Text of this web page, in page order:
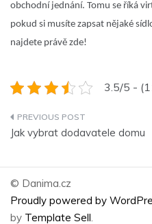
obchodní jednání. Tomu se říká
pokud si musíte zapsat nějaké
najdete právě zde!
3.5/5 -
Navigace
příspěvek
Jak vybrat dodavatele domu
© Danima.cz
Proudly powered by
by Template Sell.